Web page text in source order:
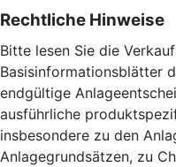
Rechtliche Hinweise
Bitte lesen Sie die
Basisinformationsblätter
endgültige
ausführliche
insbesondere zu den
Anlagegrundsätzen, zu